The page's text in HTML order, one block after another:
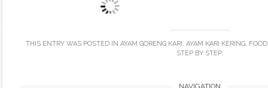
THIS ENTRY WAS POSTED IN AYAM GORENG KARI, AYAM KARI KERING,
STEP BY STEP.